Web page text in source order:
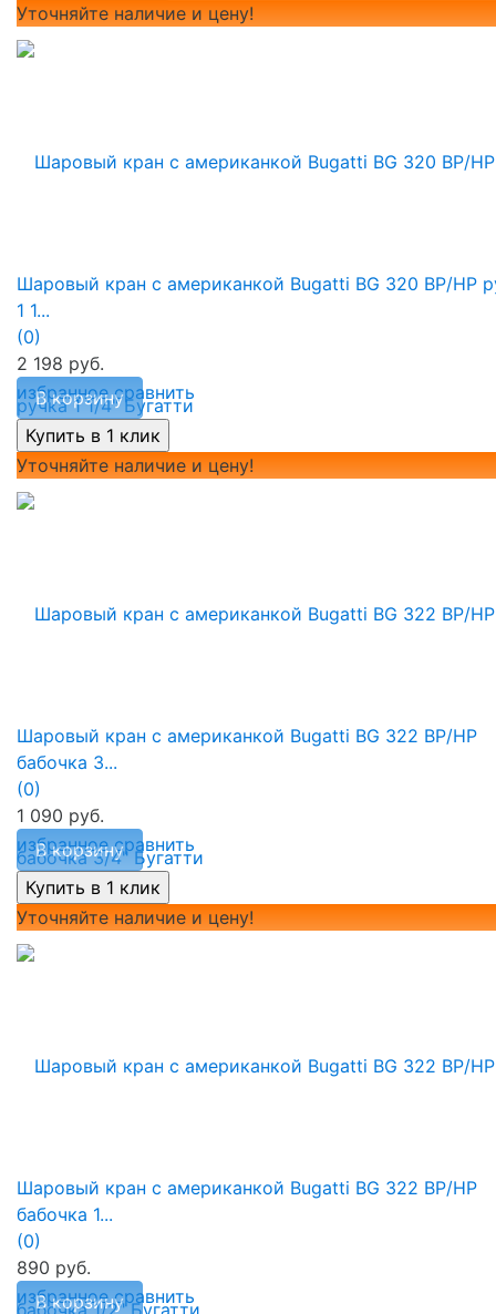
Уточняйте наличие и цену!
избранное сравнить
Шаровый кран с американкой Bugatti BG 320 ВР/НР
1 1...
(0)
2 198 руб.
В корзину
Уточняйте наличие и цену!
избранное сравнить
Шаровый кран с американкой Bugatti BG 322 ВР/НР
бабочка 3...
(0)
1 090 руб.
В корзину
Уточняйте наличие и цену!
избранное сравнить
Шаровый кран с американкой Bugatti BG 322 ВР/НР
бабочка 1...
(0)
890 руб.
В корзину